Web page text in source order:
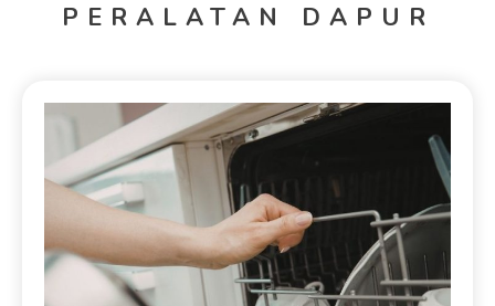
PERALATAN DAPUR